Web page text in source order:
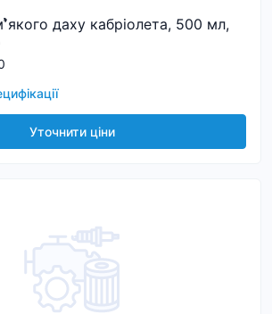
даху кабріолета, 500 мл,
Уточнити ціни